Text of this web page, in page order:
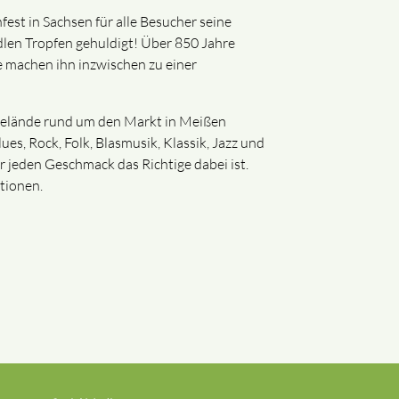
in Sachsen für alle Besucher seine
Tropfen gehuldigt! Über 850 Jahre
ihn inzwischen zu einer
rund um den Markt in Meißen
Rock, Folk, Blasmusik, Klassik, Jazz und
Geschmack das Richtige dabei ist.